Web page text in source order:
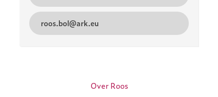
roos.bol@ark.eu
Over Roos